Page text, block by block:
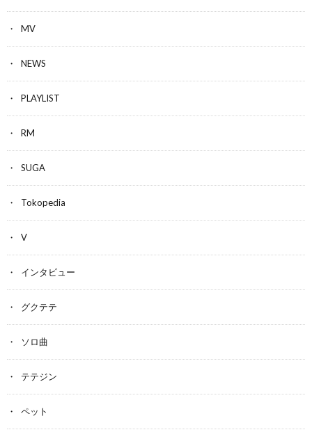
MV
NEWS
PLAYLIST
RM
SUGA
Tokopedia
V
インタビュー
グクテテ
ソロ曲
テテジン
ペット